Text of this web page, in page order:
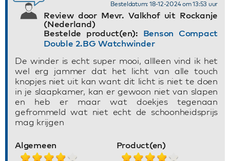
Review door Mevr. Valkhof uit Rockanje
(Nederland)
Bestelde product(en): Benson Compact
Double 2.BG Watchwinder
Besteldatum: 18-12-2024 om 13:53 uur
De winder is echt super mooi, allleen vind ik het
wel erg jammer dat het licht van alle touch
knopjes niet uit kan want dit licht is niet te doen
in je slaapkamer, kan er gewoon niet van slapen
en heb er maar wat doekjes tegenaan
gefrommeld wat niet echt de schoonheidsprijs
mag krijgen
Algemeen Product(en)